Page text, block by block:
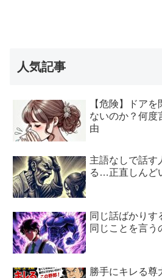
人気記事
【危険】ドア
ないのか？何度
由
主語なしで話す
る…正直しんど
同じ話ばかりす
同じことを言う
勝手にキレる尊